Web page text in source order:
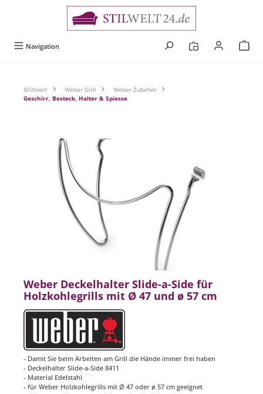
Navigation
Grillwelt Weber Grill
Weber Zubehör
Geschirr, Besteck, Halter & Spiesse
Bildergalerie überspringen
Weber Deckelhalter Slide-a-Side für
Holzkohlegrills mit Ø 47 und ø 57 cm
- Damit Sie beim Arbeiten am Grill die Hände immer frei haben
- Deckelhalter Slide-a-Side 8411
- Material Edelstahl
- für Weber Holzkohlegrills mit Ø 47 oder ø 57 cm geeignet